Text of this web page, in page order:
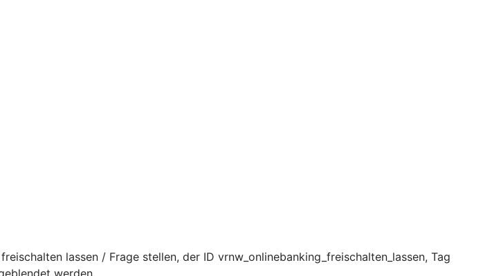
lassen / Frage stellen, der ID vrnw_onlinebanking_freischalten_lassen, Tag
werden.